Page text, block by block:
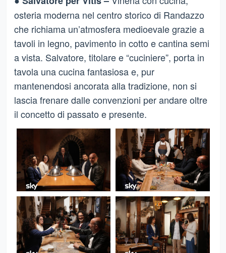
osteria moderna nel centro storico di Randazzo
che richiama un’atmosfera medioevale grazie a
tavoli in legno, pavimento in cotto e cantina semi
a vista. Salvatore, titolare e “cuciniere”, porta in
tavola una cucina fantasiosa e, pur
mantenendosi ancorata alla tradizione, non si
lascia frenare dalle convenzioni per andare oltre
il concetto di passato e presente.